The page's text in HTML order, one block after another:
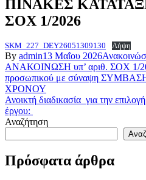
ΠΙΝΑΚΕΣ
ΣΟΧ 1/2026
SKM_227_DEY26051309130 Λήψη
By admin13 Μαΐου 2026
Πλοήγηση
άρθρων
ΑΝΑΚΟΙΝΩΣΗ υπ’ αριθ. ΣΟΧ 1/
προσωπικού με σύναψη
ΧΡΟΝΟΥ
Ανοικτή διαδικασία για την
έργου:
Αναζήτηση
Πρόσφατα άρθρα